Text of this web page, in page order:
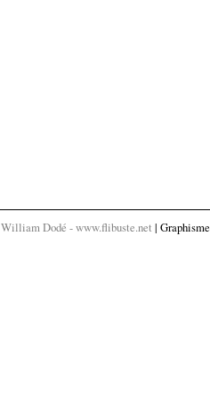
William Dodé - www.flibuste.net | Graphisme